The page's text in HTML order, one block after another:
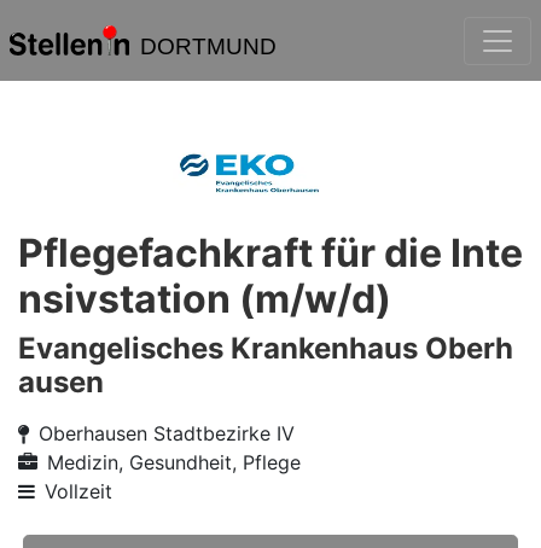
DORTMUND
Pflegefachkraft für die Inte
nsivstation (m/w/d)
Evangelisches Krankenhaus Oberh
ausen
Oberhausen Stadtbezirke IV
Medizin, Gesundheit, Pflege
Vollzeit